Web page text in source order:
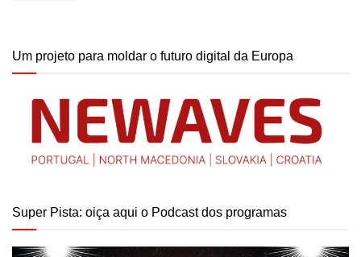
Um projeto para moldar o futuro digital da Europa
Super Pista: oiça aqui o Podcast dos programas